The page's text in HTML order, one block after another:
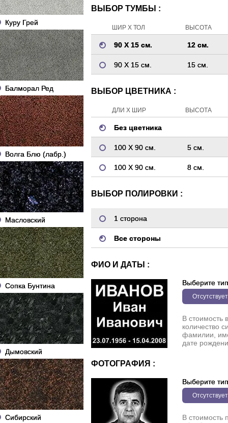
Куру Грей
Балморал Ред
Волга Блю (лабр.)
Масловский
Сопка Бунтина
Дымовский
Сибирский
ВЫБОР ТУМБЫ :
ШИР Х ТОЛ ВЫСОТА
90 Х 15 см. 12 см.
90 Х 15 см. 15 см.
ВЫБОР ЦВЕТНИКА :
ДЛИ Х ШИР ВЫСОТА
Без цветника
100 Х 90 см. 5 см.
100 Х 90 см. 8 см.
ВЫБОР ПОЛИРОВКИ :
1 сторона
Все стороны
ФИО И ДАТЫ :
Выберите тип
Отсутствует
В стоимость
количество
фамилии,
дате
ФОТОГРАФИЯ :
Выберите тип
Отсутствует
В стоимость